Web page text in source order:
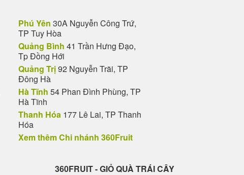
Phú Yên 30A Nguyễn Công Trứ,
TP Tuy Hòa
Quảng Bình 41 Trần Hưng Đạo,
Tp Đồng Hới
Quảng Trị92 Nguyễn Trãi, TP
Đông Hà
Hà Tĩnh 54 Phan Đình Phùng, TP
Hà Tĩnh
Thanh Hóa 177 Lê Lai, TP Thanh
Hóa
Xem thêm Chi nhánh 360Fruit
360FRUIT - GIỎ QUÀ TRÁI CÂY